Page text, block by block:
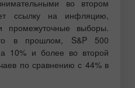
во втором
ссылку на инфляцию,
промежуточные выборы.
в прошлом, S&P 500
10% и более во второй
по сравнению с 44% в